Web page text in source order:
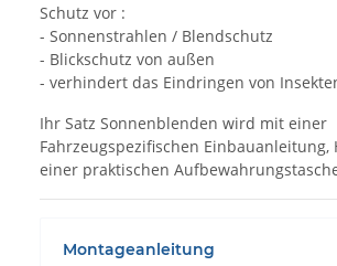
Schutz vor :
- Sonnenstrahlen / Blendschutz
- Blickschutz von außen
- verhindert das Eindringen von
Ihr Satz Sonnenblenden wird mit einer
Fahrzeugspezifischen Einbauanleitung,
einer praktischen
Montageanleitung